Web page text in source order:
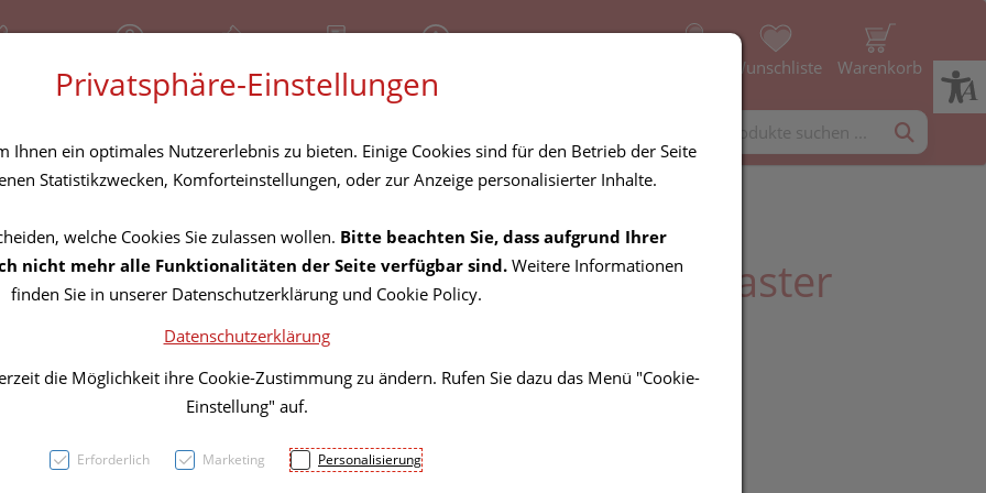
Geschlossen Über uns Rezept-Anfrage Wunschliste Warenkorb
Opsite Spray Fl. Pflaster
13,65 EUR
Privatsphäre-Einstellungen
Ihnen ein optimales Nutzererlebnis zu bieten. Einige Cookies sind für den Betrieb der Seite
Statistikzwecken, Komforteinstellungen, oder zur Anzeige personalisierter Inhalte.
welche Cookies Sie zulassen wollen. Bitte beachten Sie, dass aufgrund Ihrer
nicht mehr alle Funktionalitäten der Seite verfügbar sind. Weitere Informationen
finden Sie in unserer Datenschutzerklärung und Cookie Policy.
Datenschutzerklärung
die Möglichkeit ihre Cookie-Zustimmung zu ändern. Rufen Sie dazu das Menü "Cookie-
Einstellung" auf.
Erforderlich Marketing Personalisierung